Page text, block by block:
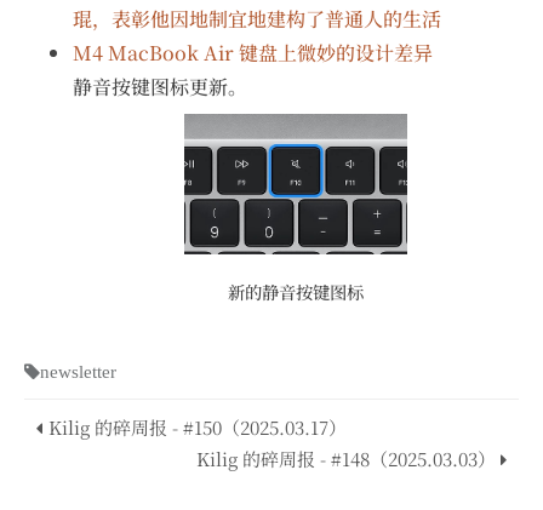
琨，表彰他因地制宜地建构了普通人的生活
M4 MacBook Air 键盘上微妙的设计差异
静音按键图标更新。
新的静音按键图标
newsletter
Kilig 的碎周报 - #150（2025.03.17）
Kilig 的碎周报 - #148（2025.03.03）